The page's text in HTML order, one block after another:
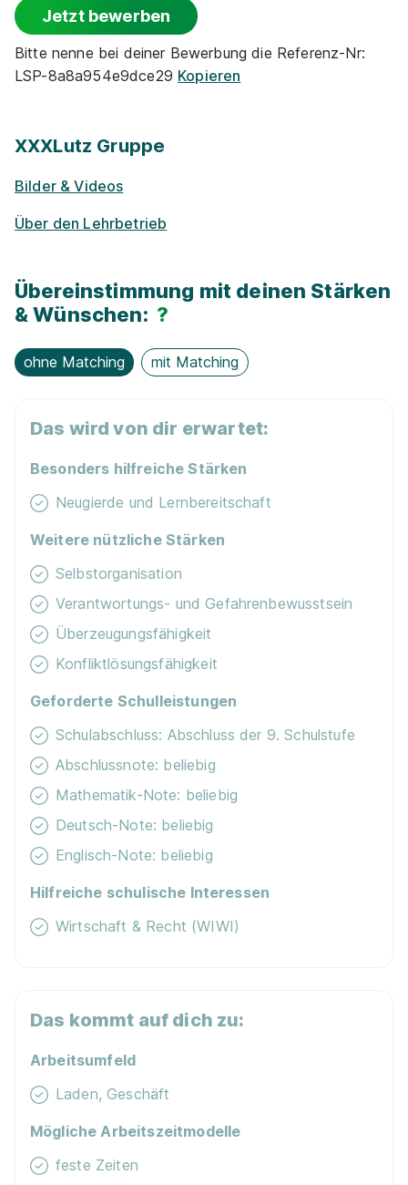
Rabatte
Barriere­frei­heit
Ge­sund­heits­maß­nah­men
E-Lear­ning / On­line-Kur­se
Nachhaltigkeit / Umweltschutz
Jetzt bewerben
Bitte nenne bei deiner Bewerbung die Referenz-Nr:
LSP-8a8a954e9dce29 Kopieren
XXXLutz Gruppe
Bilder & Videos
Über den Lehrbetrieb
Übereinstimmung mit deinen Stärken
& Wünschen: ?
ohne Matching mit Matching
Das wird von dir erwartet:
Besonders hilfreiche Stärken
Neugierde und Lernbereitschaft
Weitere nützliche Stärken
Selbstorganisation
Verantwortungs- und Gefahrenbewusstsein
Überzeugungsfähigkeit
Konfliktlösungsfähigkeit
Geforderte Schulleistungen
Schulabschluss: Abschluss der 9. Schulstufe
Abschlussnote: beliebig
Mathematik-Note: beliebig
Deutsch-Note: beliebig
Englisch-Note: beliebig
Hilfreiche schulische Interessen
Wirtschaft & Recht (WIWI)
Das kommt auf dich zu:
Arbeitsumfeld
Laden, Geschäft
Mögliche Arbeitszeitmodelle
feste Zeiten